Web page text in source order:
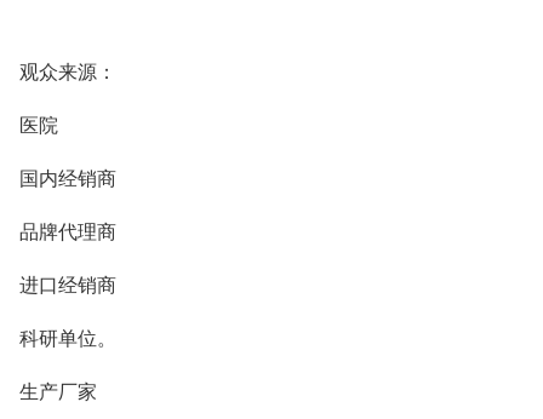
观众来源：
医院
国内经销商
品牌代理商
进口经销商
科研单位。
生产厂家